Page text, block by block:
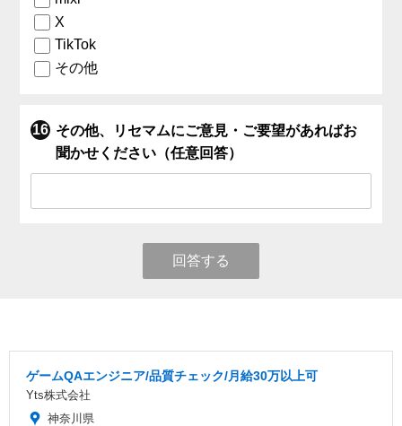
X
TikTok
その他
その他、リセマムにご意見・ご要望があればお
聞かせください（任意回答）
回答する
ゲームQAエンジニア/品質チェック/月給30万以上可
Yts株式会社
神奈川県